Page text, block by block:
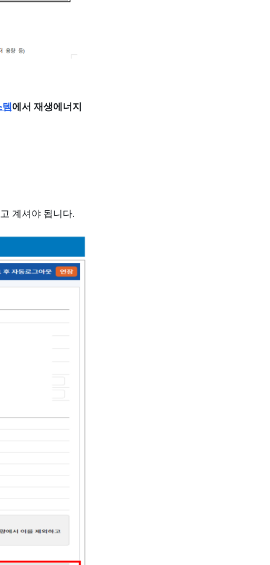
에서 재생에너지
계셔야 됩니다.